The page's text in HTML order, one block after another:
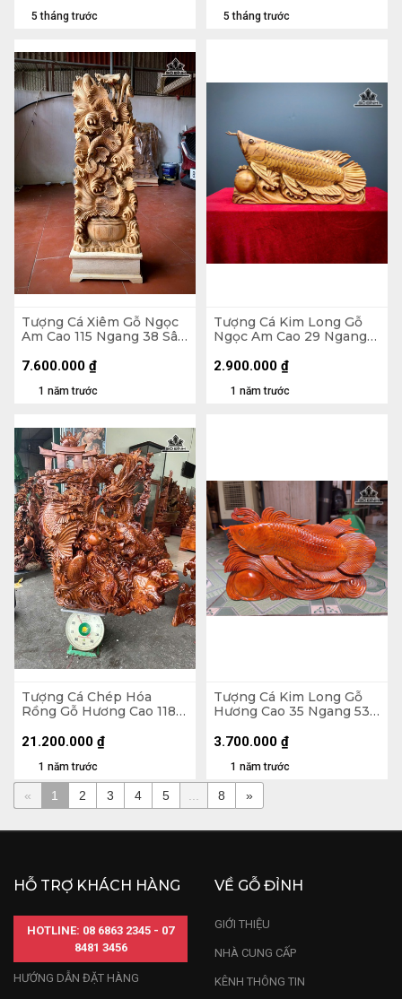
5 tháng trước 5 tháng trước
Tượng Cá Xiêm Gỗ Ngọc
Am Cao 115 Ngang 38 Sâu
1 năm trước
7.600.000 ₫
Tượng Cá Kim Long Gỗ
Ngọc Am Cao 29 Ngang
1 năm trước
2.900.000 ₫
Tượng Cá Chép Hóa
Rồng Gỗ Hương Cao 118
1 năm trước
21.200.000 ₫
Tượng Cá Kim Long Gỗ
Hương Cao 35 Ngang 53
1 năm trước
3.700.000 ₫
« 1 2 3 4 5 ... 8 »
HỖ TRỢ KHÁCH HÀNG
HOTLINE: 08 6863 2345 - 07
8481 3456
HƯỚNG DẪN ĐẶT HÀNG
VỀ GỖ ĐỈNH
GIỚI THIỆU
NHÀ CUNG CẤP
KÊNH THÔNG TIN